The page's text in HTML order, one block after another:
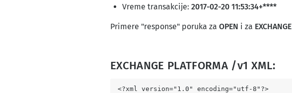
Vreme transakcije: 2017-02-20 11:53:34+****
Primere "response" poruka za OPEN i za EXCHANGE
EXCHANGE PLATFORMA /v1 XML:
<?xml version="1.0" encoding="utf-8"?>